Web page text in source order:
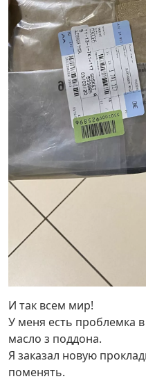
И так всем мир!
У меня есть проблемка
масло з поддона.
Я заказал новую
поменять.